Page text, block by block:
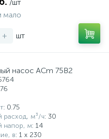
/шт
мало
+ шт
насос ACm 75B2
: 0.75
расход, м³/ч: 30
напор, м: 14
в: 1 x 230